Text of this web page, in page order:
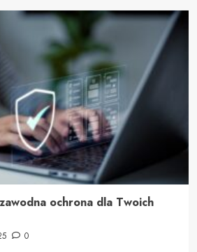
ochrona dla Twoich
0